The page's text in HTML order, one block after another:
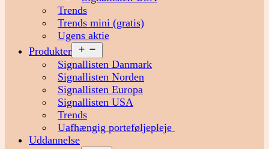
Trends
Trends mini (gratis)
Ugens aktie
Produkter
menu
Signallisten Danmark
Signallisten Norden
Signallisten Europa
Signallisten USA
Trends
Uafhængig porteføljepleje
Uddannelse